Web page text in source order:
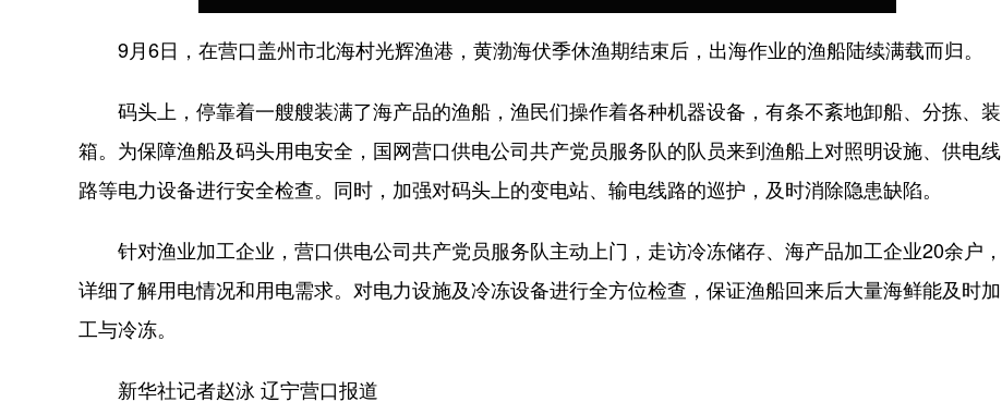
9月6日，在营口盖州市北海村光辉渔港，黄渤海伏季休渔期结束后，出海作业的渔船陆续满载而归。
码头上，停靠着一艘艘装满了海产品的渔船，渔民们操作着各种机器设备，有条不紊地卸船、分拣、装
箱。为保障渔船及码头用电安全，国网营口供电公司共产党员服务队的队员来到渔船上对照明设施、供电线
路等电力设备进行安全检查。同时，加强对码头上的变电站、输电线路的巡护，及时消除隐患缺陷。
针对渔业加工企业，营口供电公司共产党员服务队主动上门，走访冷冻储存、海产品加工企业20余户，
详细了解用电情况和用电需求。对电力设施及冷冻设备进行全方位检查，保证渔船回来后大量海鲜能及时加
工与冷冻。
新华社记者赵泳 辽宁营口报道